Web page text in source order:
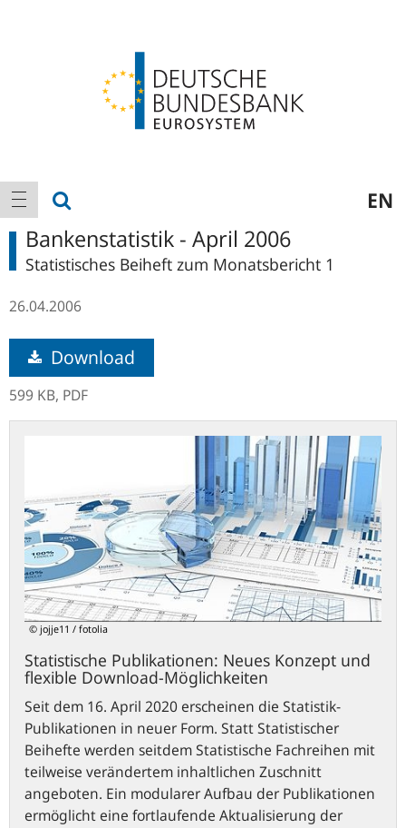
Hauptnavigation
Navigation anzeigen EN
Bankenstatistik - April 2006
Statistisches Beiheft zum Monatsbericht 1
26.04.2006
Download
599 KB, PDF
© jojje11 / fotolia
Statistische Publikationen: Neues Konzept und
flexible Download-Möglichkeiten
Seit dem 16. April 2020 erscheinen die Statistik-
Publikationen in neuer Form. Statt Statistischer
Beihefte werden seitdem Statistische Fachreihen mit
teilweise verändertem inhaltlichen Zuschnitt
angeboten. Ein modularer Aufbau der Publikationen
ermöglicht eine fortlaufende Aktualisierung der
Konzept
und
flexible
Download-
Möglichkeiten